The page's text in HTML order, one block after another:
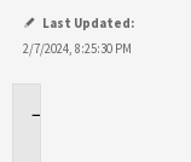
Last Updated:
2/7/2024, 8:25:30 PM